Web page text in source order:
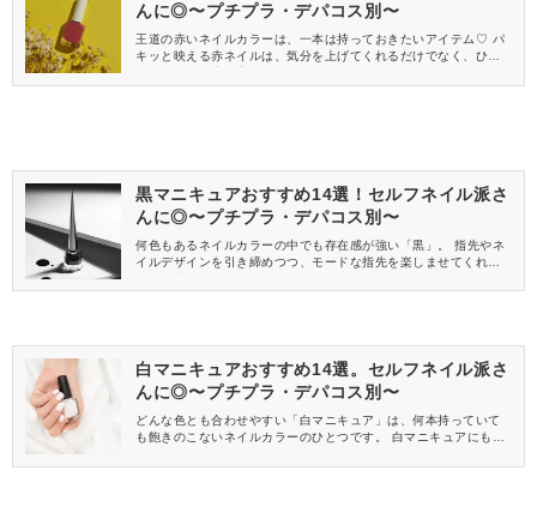
んに◎〜プチプラ・デパコス別〜
王道の赤いネイルカラーは、一本は持っておきたいアイテム♡ パ
キッと映える赤ネイルは、気分を上げてくれるだけでなく、ひと
ようにおすすめの赤マニキュアをご紹介するので、ぜひチェック
黒マニキュアおすすめ14選！セルフネイル派さ
んに◎〜プチプラ・デパコス別〜
何色もあるネイルカラーの中でも存在感が強い「黒」。 指先やネ
イルデザインを引き締めつつ、モードな指先を楽しませてくれる
黒マニキュアをご紹介します♪
白マニキュアおすすめ14選。セルフネイル派さ
んに◎〜プチプラ・デパコス別〜
どんな色とも合わせやすい「白マニキュア」は、何本持っていて
も飽きのこないネイルカラーのひとつです。 白マニキュアにもい
いですよね♡ そこで今回は、おすすめの白マニキュアをプチプラ